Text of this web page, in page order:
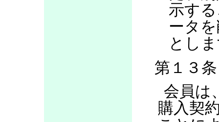
示す
ータ
とし
第１３
会員は
購入契